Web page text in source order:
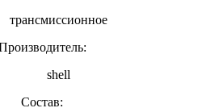
трансмиссионное
shell
Состав: